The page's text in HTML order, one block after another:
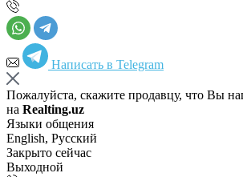
Написать в Telegram
Пожалуйста, скажите продавцу, что Вы
на Realting.uz
Языки общения
English, Русский
Закрыто сейчас
Выходной